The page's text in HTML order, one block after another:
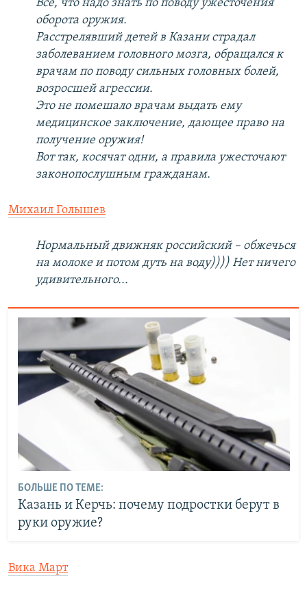
Все, что надо знать по поводу ужесточения
оборота оружия.
Расстрелявший детей в Казани страдал
заболеванием головного мозга, обращался к
врачам по поводу сильных головных болей,
возросшей агрессии.
Это не помешало врачам выдать ему
медицинское заключение, дающее право на
получение оружия!
Вот так, косячат одни, а правила ужесточают
законопослушным гражданам.
Михаил Голышев
Нормальный движняк российский – обжечься
на молоке и потом дуть на воду)))) Нет ничего
удивительного...
БОЛЬШЕ ПО ТЕМЕ:
Казань и Керчь: почему подростки берут в
руки оружие?
Вика Март